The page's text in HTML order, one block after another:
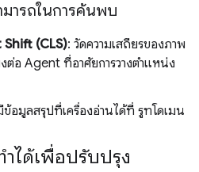
มารถในการค้นพบ
(CLS): วัดความเสถียรของภาพ
ต่อ Agent ที่อาศัยการวางตำแหน่ง
ข้อมูลสรุปที่เครื่องอ่านได้ที่ รูทโดเมน
ได้เพื่อปรับปรุง